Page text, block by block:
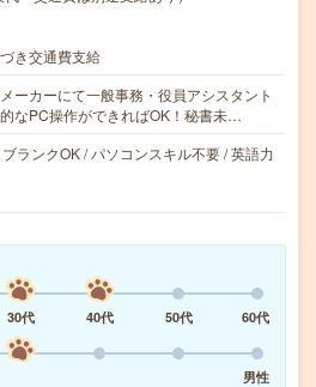
き交通費支給
ーカーにて一般事務・役員アシスタント
なPC操作ができればOK！秘書未…
ランクOK / パソコンスキル不要 / 英語力
30代 40代 50代
60代
男性